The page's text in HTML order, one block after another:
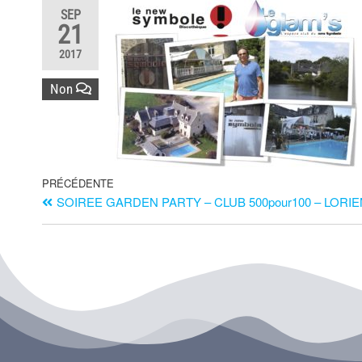
SEP
21
2017
Non
PRÉCÉDENTE
SOIREE GARDEN PARTY – CLUB 500pour100 –